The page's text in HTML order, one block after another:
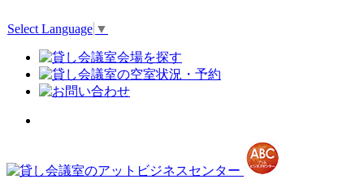
Select Language ▼